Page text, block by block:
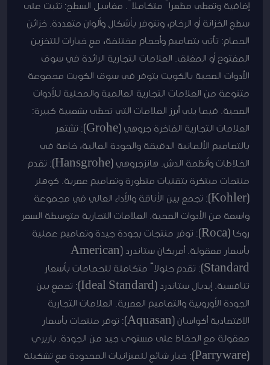
إضافية وتعطي مظهراً متكاملاً. مغاسل السطح: تثبت على
سطح الخزانة أو الرخام، وتتوفر بأشكال وألوان متعددة. خزائن
الحمام: تأتي بتصاميم وأحجام مختلفة، مع خيارات للتخزين
المفتوح أو المغلق. العلامات التجارية الرائدة في سوق
الأدوات الصحية بالكويت يتوفر في سوق الكويت مجموعة
متنوعة من العلامات التجارية العالمية والمحلية للأدوات
الصحية. فيما يلي أبرز العلامات التي تحظى بشعبية كبيرة:
العلامات التجارية الفاخرة جروهي (Grohe): تشتهر
بالتصاميم الألمانية الدقيقة والجودة العالية، خاصة في
الخلاطات وأنظمة الدش. هانزجروهي (Hansgrohe): تقدم
منتجات مبتكرة بتقنيات متطورة وتصاميم عصرية. كوهلر
(Kohler): تجمع بين الأناقة والأداء العالي في مجموعة
واسعة من الأدوات الصحية. العلامات التجارية متوسطة السعر
روكا (Roca): توفر منتجات بجودة جيدة وتصاميم عملية
بأسعار معقولة. أمريكان ستاندرد (American
Standard): تقدم حلولاً متكاملة للحمامات بأسعار
تنافسية. إيديال ستاندرد (Ideal Standard): تجمع بين
الجودة الأوروبية والتصاميم العصرية. العلامات التجارية
الاقتصادية أكواسان (Aquasan): توفر منتجات بأسعار
معقولة مع الحفاظ على مستوى جيد من الجودة. باريري
(Parryware): خيار شائع للميزانيات المحدودة مع تشكيلة